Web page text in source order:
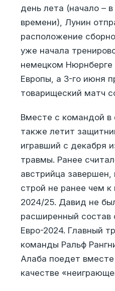
день лета (начало –
времени), Лунин
расположение
уже начала
немецком
Европы, а 3-го июня
товарищеский матч
Вместе с командой в
также летит
игравший с декабря
травмы. Ранее
австрийца завершен,
строй не ранее чем к
2024/25. Давид не
расширенный состав
Евро-2024. Главный
команды Ральф
Алаба поедет
качестве